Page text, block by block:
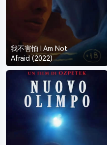
我不害怕 I Am Not
Afraid (2022)